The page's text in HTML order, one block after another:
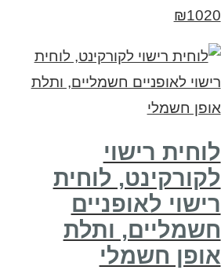
₪1020
לוחית רישוי
לקורקינט, לוחית
רישוי לאופניים
חשמליים, ותלת
אופן חשמלי